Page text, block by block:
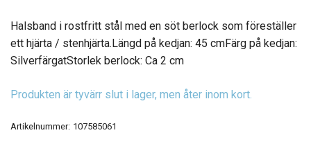
Halsband i rostfritt stål med en söt berlock som föreställer
ett hjärta / stenhjärta.Längd på kedjan: 45 cmFärg på kedjan:
SilverfärgatStorlek berlock: Ca 2 cm
Produkten är tyvärr slut i lager, men åter inom kort.
Artikelnummer: 107585061